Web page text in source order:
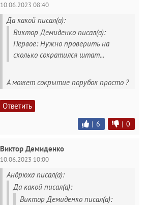
10.06.2023 08:40
Да какой писал(а):
Виктор Демиденко писал(а):
Первое: Нужно проверить на
сколько сократился штат...
А может сокрытие порубок просто ?
Ответить
| 6 | 0
Виктор Демиденко
10.06.2023 10:00
Андрюха писал(а):
Да какой писал(а):
Виктор Демиденко писал(а):